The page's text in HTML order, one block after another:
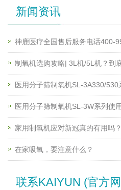
新闻资讯
神鹿医疗全国售后服务电话400-
制氧机选购攻略| 3L机/5L机？到
医用分子筛制氧机SL-3A330/530
医用分子筛制氧机SL-3W系列使
家用制氧机应对新冠真的有用吗？
在家吸氧，要注意什么？
联系KAIYUN (官方